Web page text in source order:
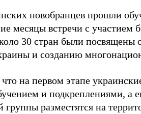
новобранцев прошли
месяцы встречи с участием
30 стран были
и созданию
что на первом этапе
и подкреплениями, а
группы разместятся на